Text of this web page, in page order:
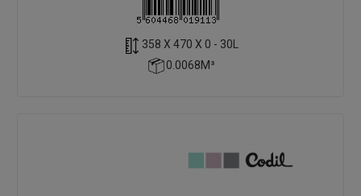
358 X 470 X 0 - 30L
0.0068M³